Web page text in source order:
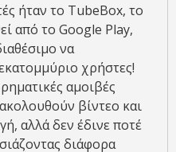
ήταν το TubeBox, το
από το Google Play,
να
χρήστες!
αμοιβές
βίντεο και
αλλά δεν έδινε ποτέ
διάφορα